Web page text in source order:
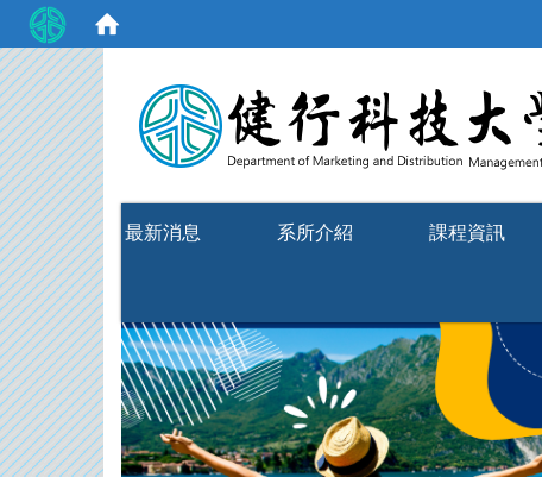
最新消息 系所介紹 課程資訊